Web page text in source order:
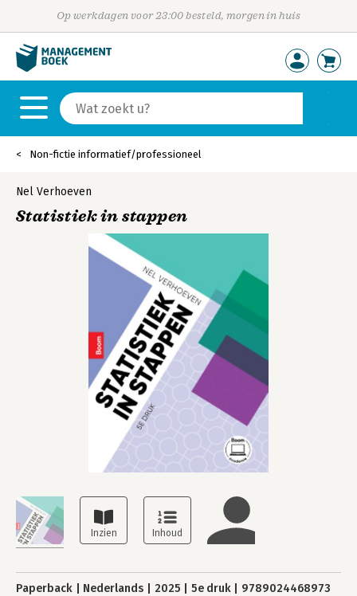
Op werkdagen voor 23:00 besteld, morgen in huis
Non-fictie informatief/professioneel
Nel Verhoeven
Statistiek in stappen
Paperback Nederlands 2025 5e druk 9789024468973